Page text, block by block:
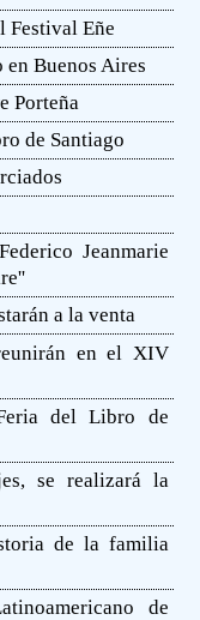
Festival Eñe
Buenos Aires
Porteña
de Santiago
Jeanmarie
a la venta
en el XIV
del Libro de
se realizará la
de la familia
de